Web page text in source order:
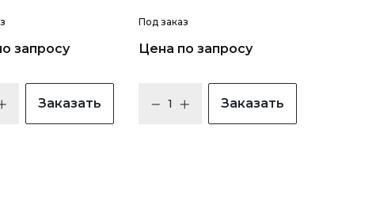
запросу
Заказать
Под заказ
Цена по запросу
Заказать